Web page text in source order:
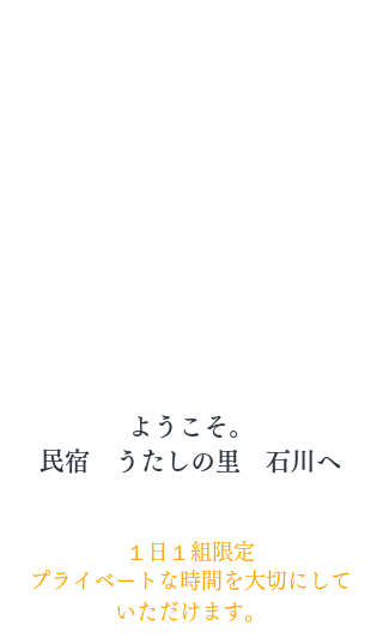
ようこそ。
民宿 うたしの里 石川へ
１日１組限定
プライベートな時間を大切にして
いただけます。